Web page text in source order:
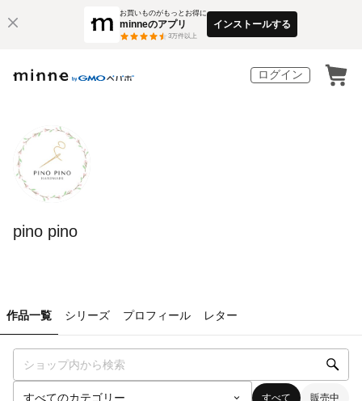
お買いものがもっとお得に
minneのアプリ
3万件以上
インストールする
ログイン
pino pino
作品一覧 シリーズ プロフィール レター
すべて 販売中